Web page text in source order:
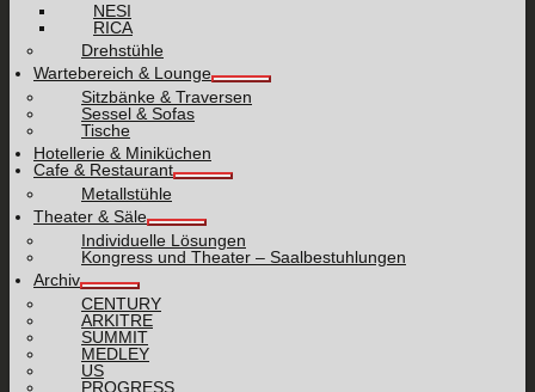
NESI
RICA
Drehstühle
Wartebereich & Lounge
Sitzbänke & Traversen
Sessel & Sofas
Tische
Hotellerie & Miniküchen
Cafe & Restaurant
Metallstühle
Theater & Säle
Individuelle Lösungen
Kongress und Theater – Saalbestuhlungen
Archiv
CENTURY
ARKITRE
SUMMIT
MEDLEY
US
PROGRESS